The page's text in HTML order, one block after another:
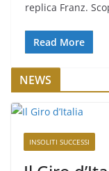
replica Franz.
Read More
NEWS
INSOLITI SUCCESSI